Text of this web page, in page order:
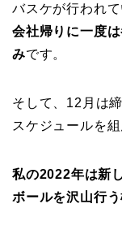
バスケが行われ
会社帰りに一度
みです。
そして、12月は
スケジュールを
私の2022年は新
ボールを沢山行